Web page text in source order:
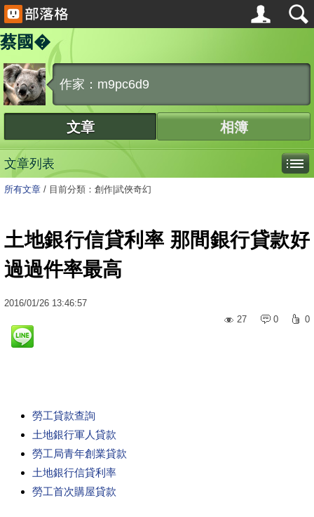
蔡國�
作家：m9pc6d9
文章 相簿
文章列表
所有文章 / 目前分類：創作|武俠奇幻
土地銀行信貸利率 那間銀行貸款好
過過件率最高
2016/01/26 13:46:57
27
0 0
勞工貸款查詢
土地銀行軍人貸款
勞工局青年創業貸款
土地銀行信貸利率
勞工首次購屋貸款